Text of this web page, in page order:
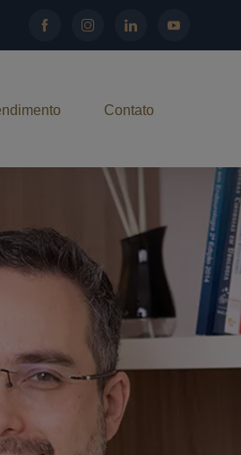
Contato